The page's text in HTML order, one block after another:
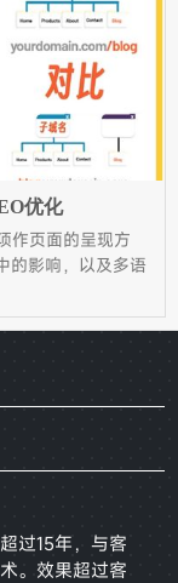
优化
作页面的呈现方
的影响，以及多语
过15年，与客
。效果超过客